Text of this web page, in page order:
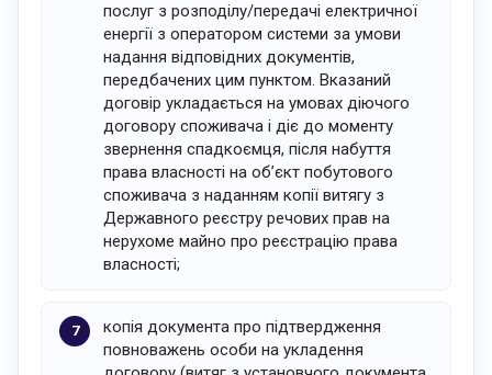
послуг з розподілу/передачі електричної
енергії з оператором системи за умови
надання відповідних документів,
передбачених цим пунктом. Вказаний
договір укладається на умовах діючого
договору споживача і діє до моменту
звернення спадкоємця, після набуття
права власності на об’єкт побутового
споживача з наданням копії витягу з
Державного реєстру речових прав на
нерухоме майно про реєстрацію права
власності;
копія документа про підтвердження
повноважень особи на укладення